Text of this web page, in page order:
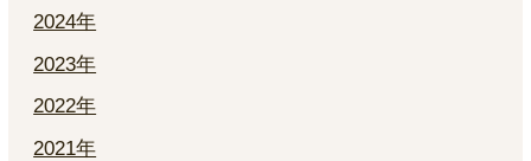
2024年
2023年
2022年
2021年